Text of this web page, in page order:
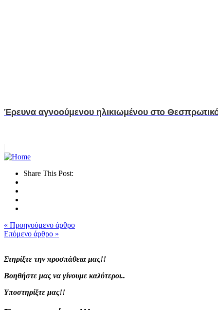
Έρευνα αγνοούμενου ηλικιωμένου στο
Share This Post:
« Προηγούμενο άρθρο
Επόμενο άρθρο »
Στηρίξτε την προσπάθεια μας!!
Βοηθήστε μας να γίνουμε καλύτεροι..
Υποστηρίξτε μας!!